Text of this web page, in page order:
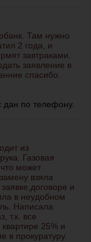
Там нужно
2 года, и
завтраками.
заявление в
спасибо.
дан по телефону.
из
Газовая
может
взяла
и
в неудобном
Написала
т.к. все
25% и
в прокуратуру.